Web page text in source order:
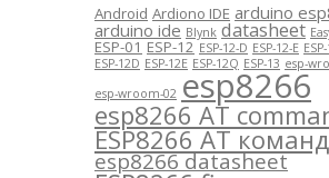
Android Ardiono IDE arduino
arduino ide Blynk datasheet
ESP-01 ESP-12 ESP-12-D ESP-12-E
ESP-12D ESP-12E ESP-12Q ESP-13 esp-
esp-wroom-02 esp8266
esp8266 AT
ESP8266 AT
esp8266 datasheet